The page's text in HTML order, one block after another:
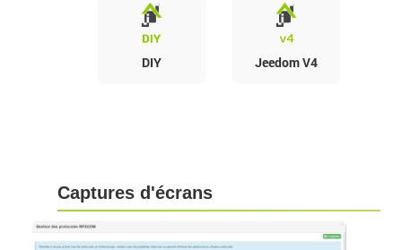
DIY Jeedom V4
Captures d'écrans